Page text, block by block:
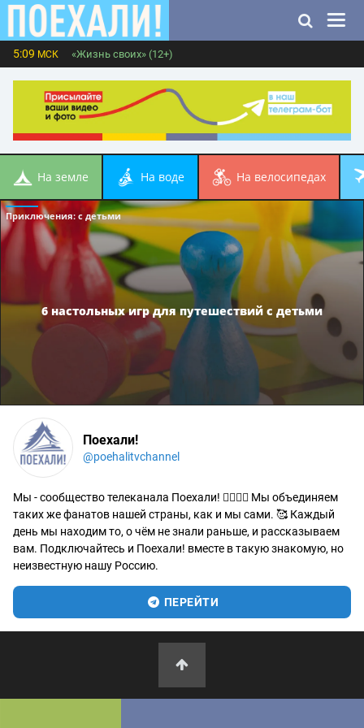
5:09 МСК «Жизнь своих» (12+)
на земле на воде на велосипедах
Приключения: с детьми
6 настольных игр для путешествий с детьми
Поехали!
@poehalitvchannel
Мы - сообщество телеканала Поехали! 🙋‍♂️🙋‍♀️ Мы объединяем
таких же фанатов нашей страны, как и мы сами. 🥰 Каждый
день мы находим то, о чём не знали раньше, и рассказываем
вам. Подключайтесь и Поехали! вместе в такую знакомую, но
неизвестную нашу Россию.
ПЕРЕЙТИ